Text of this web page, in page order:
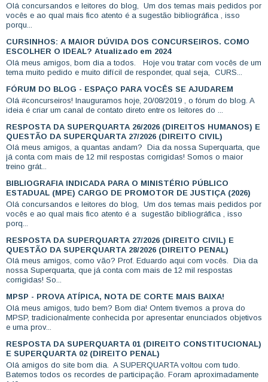
Olá concursandos e leitores do blog, Um dos temas mais pedidos por
vocês e ao qual mais fico atento é a sugestão bibliográfica , isso
porqu...
CURSINHOS: A MAIOR DÚVIDA DOS CONCURSEIROS. COMO
ESCOLHER O IDEAL? Atualizado em 2024
Olá meus amigos, bom dia a todos. Hoje vou tratar com vocês de um
tema muito pedido e muito difícil de responder, qual seja, CURS...
FÓRUM DO BLOG - ESPAÇO PARA VOCÊS SE AJUDAREM
Olá #concurseiros! Inauguramos hoje, 20/08/2019 , o fórum do blog. A
ideia é criar um canal de contato direto entre os leitores do ...
RESPOSTA DA SUPERQUARTA 26/2026 (DIREITOS HUMANOS) E
QUESTÃO DA SUPERQUARTA 27/2026 (DIREITO CIVIL)
Olá meus amigos, a quantas andam? Dia da nossa Superquarta, que
já conta com mais de 12 mil respostas corrigidas! Somos o maior
treino grát...
BIBLIOGRAFIA INDICADA PARA O MINISTÉRIO PÚBLICO
ESTADUAL (MPE) CARGO DE PROMOTOR DE JUSTIÇA (2026)
Olá concursandos e leitores do blog, Um dos temas mais pedidos por
vocês e ao qual mais fico atento é a sugestão bibliográfica , isso
porq...
RESPOSTA DA SUPERQUARTA 27/2026 (DIREITO CIVIL) E
QUESTÃO DA SUPERQUARTA 28/2026 (DIREITO PENAL)
Olá meus amigos, como vão? Prof. Eduardo aqui com vocês. Dia da
nossa Superquarta, que já conta com mais de 12 mil respostas
corrigidas! So...
MPSP - PROVA ATÍPICA, NOTA DE CORTE MAIS BAIXA!
Olá meus amigos, tudo bem? Bom dia! Ontem tivemos a prova do
MPSP, tradicionalmente conhecida por apresentar enunciados objetivos
e uma prov...
RESPOSTA DA SUPERQUARTA 01 (DIREITO CONSTITUCIONAL)
E SUPERQUARTA 02 (DIREITO PENAL)
Olá amigos do site bom dia. A SUPERQUARTA voltou com tudo.
Batemos todos os recordes de participação. Foram aproximadamente